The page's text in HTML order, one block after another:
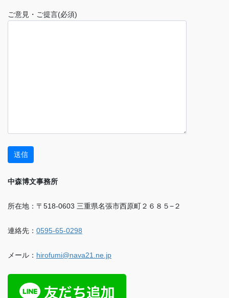
ご意見・ご提言(必須)
中森博文事務所
所在地：〒518-0603 三重県名張市西原町２６８５−２
連絡先： 0595-65-0298
メール： hirofumi@nava21.ne.jp